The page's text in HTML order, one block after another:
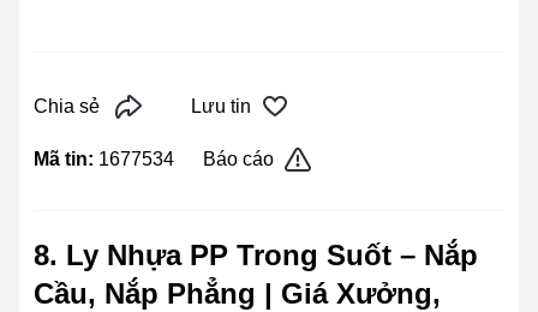
Chia sẻ Lưu tin
Mã tin: 1677534 Báo cáo
8. Ly Nhựa PP Trong Suốt – Nắp
Cầu, Nắp Phẳng | Giá Xưởng,